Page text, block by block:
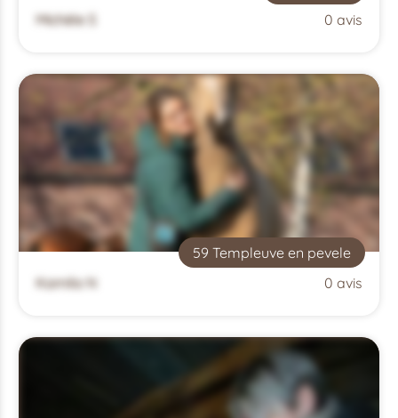
Michèle S
0 avis
59 Templeuve en pevele
Kamila N
0 avis